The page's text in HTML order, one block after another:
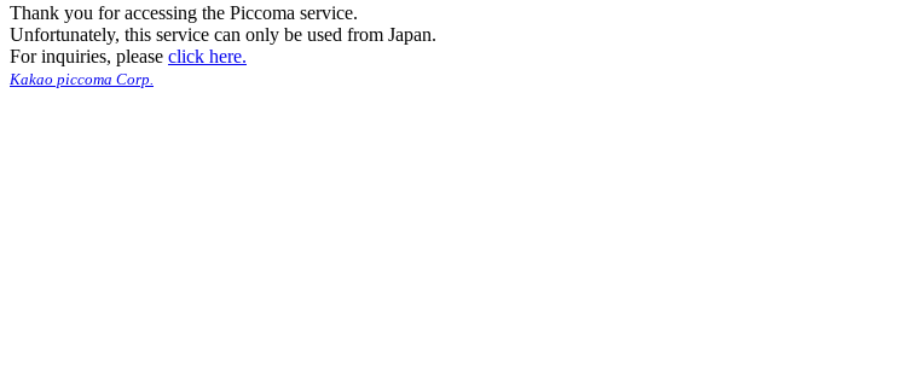
Thank you for accessing the Piccoma service.
Unfortunately, this service can only be used from Japan.
For inquiries, please click here.
Kakao piccoma Corp.